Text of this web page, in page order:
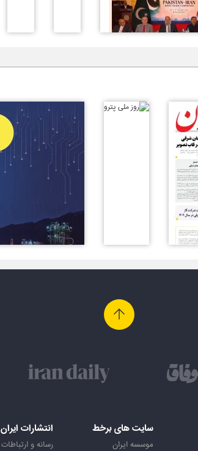
سایت های برخط
موسسه ایران
انتشارات ایران
رسانه و ارتباطات